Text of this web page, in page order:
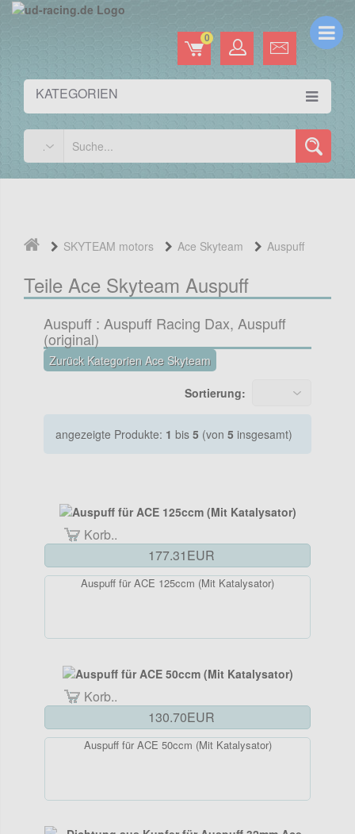
KATEGORIEN
0
SKYTEAM motors Ace Skyteam Auspuff
Teile Ace Skyteam Auspuff
Auspuff : Auspuff Racing Dax, Auspuff
(original)
Zurück Kategorien Ace Skyteam
Sortierung:
angezeigte Produkte: 1 bis 5 (von 5 insgesamt)
Korb..
177.31EUR
Auspuff für ACE 125ccm (Mit Katalysator)
Korb..
130.70EUR
Auspuff für ACE 50ccm (Mit Katalysator)